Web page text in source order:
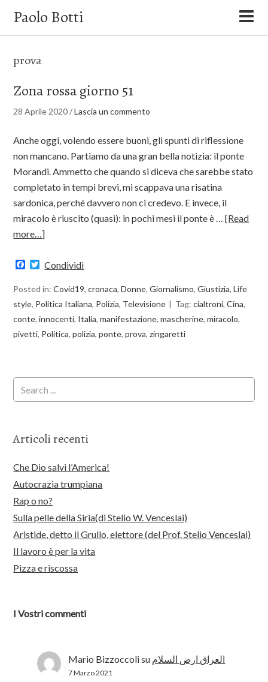
Paolo Botti
prova
Zona rossa giorno 51
28 Aprile 2020/Lascia un commento
Anche oggi, volendo essere buoni, gli spunti di riflessione
non mancano. Partiamo da una gran bella notizia: il ponte
Morandi. Ammetto che quando si diceva che sarebbe stato
completato in tempi brevi, mi scappava una risatina
sardonica, perché davvero non ci credevo. E invece, il
miracolo è riuscito (quasi): in pochi mesi il ponte è …[Read
more…]
Facebook
Twitter
Condividi
Posted in:Covid19,cronaca,Donne,Giornalismo,Giustizia,Life
style, Politica Italiana, Polizia, Televisione Tag:cialtroni,Cina,
conte,innocenti, Italia,manifestazione,mascherine,miracolo,
pivetti, Politica,polizia,ponte,prova,zingaretti
Articoli recenti
Che Dio salvi l’America!
Autocrazia trumpiana
Rap o no?
Sulla pelle della Siria(di Stelio W. Venceslai)
Aristide, detto il Grullo, elettore (del Prof. Stelio Venceslai)
Il lavoro è per la vita
Pizza e riscossa
I Vostri commenti
Mario Bizzoccolisu العراق ارض السلام
7 Marzo 2021